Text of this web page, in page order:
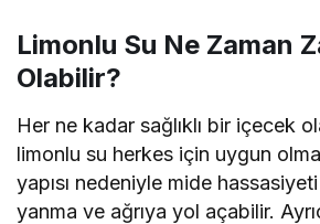
Limonlu Su Ne Zaman
Olabilir?
Her ne kadar sağlıklı bir içecek
limonlu su herkes için uygun
yapısı nedeniyle mide
yanma ve ağrıya yol açabilir.